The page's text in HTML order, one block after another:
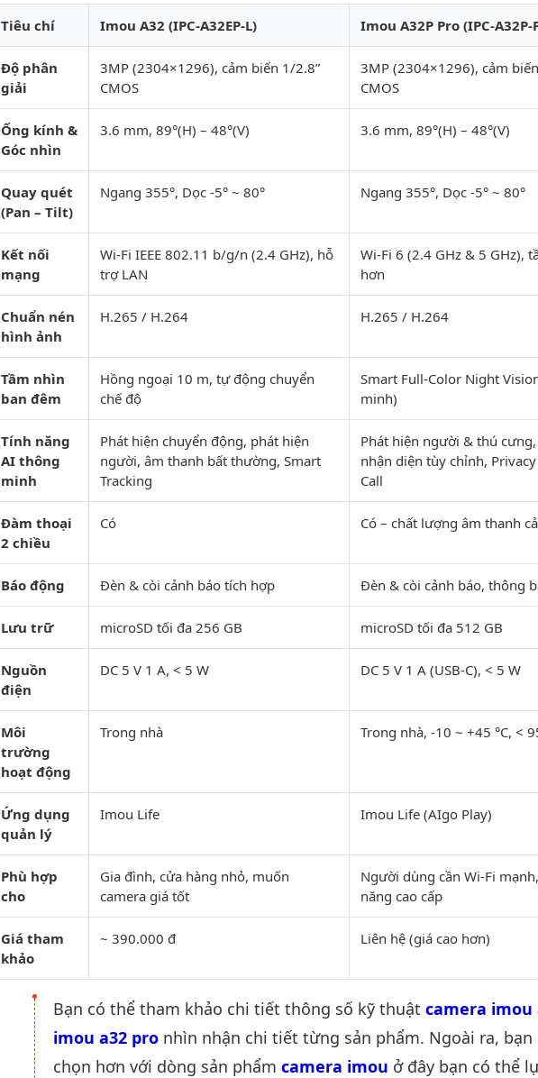
Tiêu chí Imou A32 (IPC-A32EP-L) Imou A32P Pro (IPC-A32P-
Độ phân
giải
3MP (2304×1296), cảm biến 1/2.8”
CMOS
3MP (2304×1296), cảm
CMOS
Ống kính &
Góc nhìn
3.6 mm, 89°(H) – 48°(V) 3.6 mm, 89°(H) – 48°(V)
Quay quét
(Pan – Tilt)
Ngang 355°, Dọc -5° ~ 80° Ngang 355°, Dọc -5° ~ 80°
Kết nối
mạng
Wi-Fi IEEE 802.11 b/g/n (2.4 GHz), hỗ
trợ LAN
Wi-Fi 6 (2.4 GHz & 5 GHz),
hơn
Chuẩn nén
hình ảnh
H.265 / H.264 H.265 / H.264
Tầm nhìn
ban đêm
Hồng ngoại 10 m, tự động chuyển
chế độ
Smart Full-Color Night
minh)
Tính năng
AI thông
minh
Phát hiện chuyển động, phát hiện
người, âm thanh bất thường, Smart
Tracking
Phát hiện người & thú
nhận diện tùy chỉnh,
Call
Đàm thoại
2 chiều
Có Có – chất lượng âm thanh
Báo động Đèn & còi cảnh báo tích hợp Đèn & còi cảnh báo, thông
Lưu trữ microSD tối đa 256 GB microSD tối đa 512 GB
Nguồn
điện
DC 5 V 1 A, < 5 W DC 5 V 1 A (USB-C), < 5 W
Môi
trường
hoạt động
Trong nhà Trong nhà, -10 ~ +45 °C, <
Ứng dụng
quản lý
Imou Life Imou Life (AIgo Play)
Phù hợp
cho
Gia đình, cửa hàng nhỏ, muốn
camera giá tốt
Người dùng cần Wi-Fi
năng cao cấp
Giá tham
khảo
~ 390.000 đ Liên hệ (giá cao hơn)
Bạn có thể tham khảo chi tiết thông số kỹ thuật camera imou
imou a32 pro nhìn nhận chi tiết từng sản phẩm. Ngoài ra,
chọn hơn với dòng sản phẩm camera imou ở đây bạn có thể